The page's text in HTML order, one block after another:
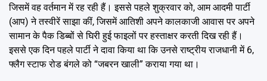
जिसमें वह वर्तमान में रह रही हैं। इससे पहले शुक्रवार को, आम आदमी पार्टी
(आप) ने तस्वीरें साझा कीं, जिसमें आतिशी अपने कालकाजी आवास पर अपने
सामान के पैक डिब्बों से घिरी हुई फाइलों पर हस्ताक्षर करती दिख रही हैं।
इससे एक दिन पहले पार्टी ने दावा किया था कि उनसे राष्ट्रीय राजधानी में 6,
फ्लैग स्टाफ रोड बंगले को “जबरन खाली” कराया गया था।